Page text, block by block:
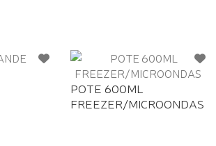
POTE 600ML
FREEZER/MICROONDAS